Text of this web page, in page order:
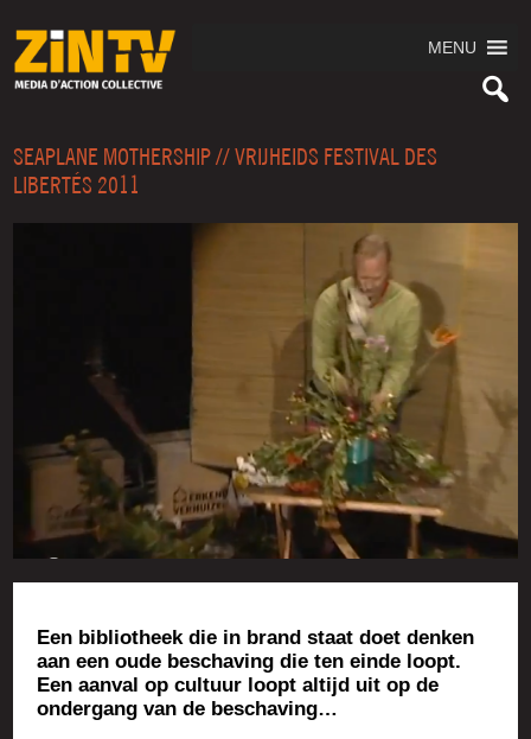
MENU
SEAPLANE MOTHERSHIP // VRIJHEIDS FESTIVAL DES
LIBERTÉS 2011
Een biblio­theek die in brand staat doet den­ken
aan een oude bes­cha­ving die ten einde loopt.
Een aan­val op cultuur loopt alti­jd uit op de
onder­gang van de beschaving…